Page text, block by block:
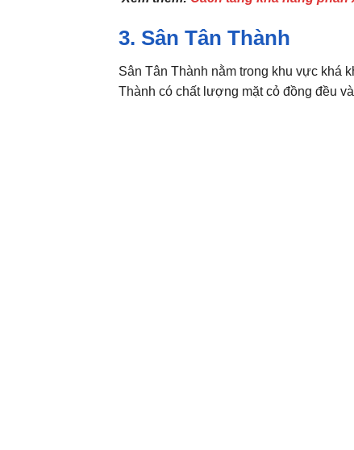
3. Sân Tân Thành
Sân Tân Thành nằm trong khu vực khá
Thành có chất lượng mặt cỏ đồng đều